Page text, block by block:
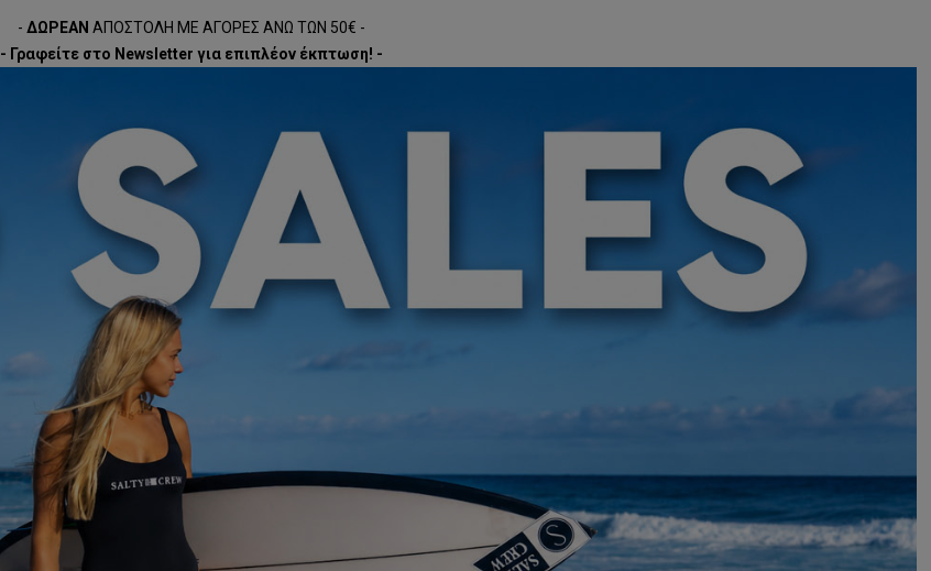
- ΔΩΡΕΑΝ ΑΠΟΣΤΟΛΗ ΜΕ ΑΓΟΡΕΣ ΑΝΩ ΤΩΝ 50€ -
- Γραφείτε στο Newsletter για επιπλέον έκπτωση! -